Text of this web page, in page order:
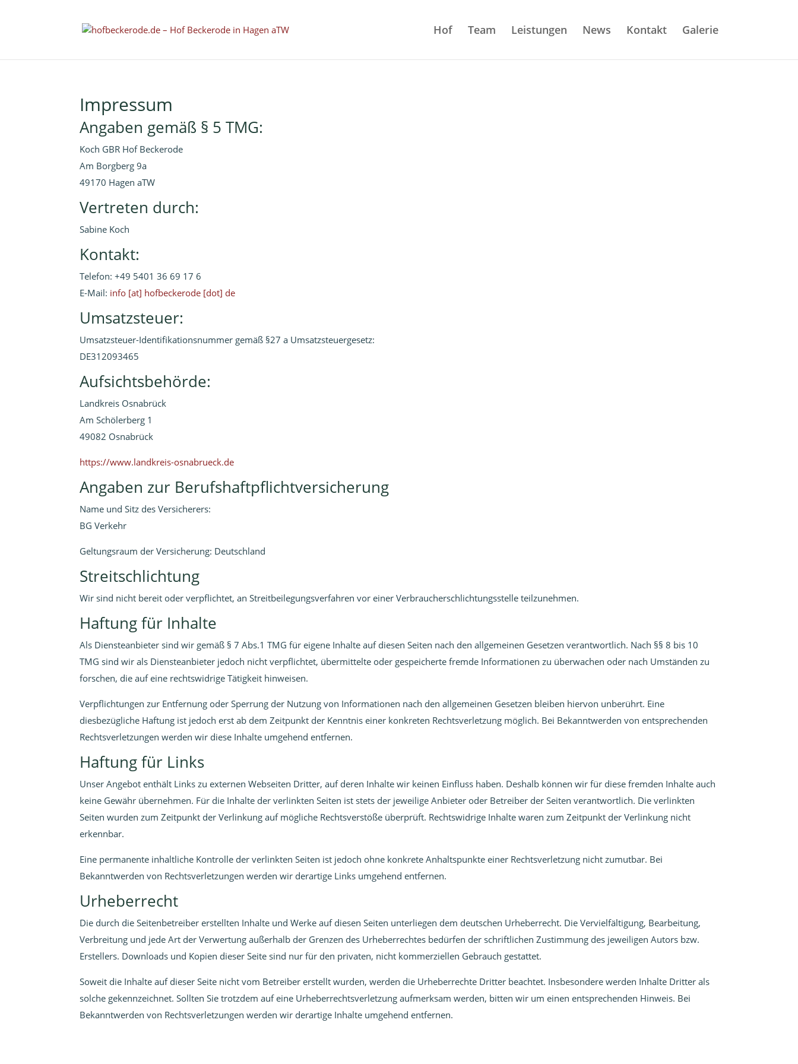
Hof Team Leistungen News Kontakt Galerie
Impressum
Angaben gemäß § 5 TMG:
Koch GBR Hof Beckerode
Am Borgberg 9a
49170 Hagen aTW
Vertreten durch:
Sabine Koch
Kontakt:
Telefon: +49 5401 36 69 17 6
E-Mail: info [at] hofbeckerode [dot] de
Umsatzsteuer:
Umsatzsteuer-Identifikationsnummer gemäß §27 a Umsatzsteuergesetz:
DE312093465
Aufsichtsbehörde:
Landkreis Osnabrück
Am Schölerberg 1
49082 Osnabrück
https://www.landkreis-osnabrueck.de
Angaben zur Berufshaftpflichtversicherung
Name und Sitz des Versicherers:
BG Verkehr
Geltungsraum der Versicherung: Deutschland
Streitschlichtung
Wir sind nicht bereit oder verpflichtet, an Streitbeilegungsverfahren vor einer Verbraucherschlichtungsstelle teilzunehmen.
Haftung für Inhalte
Als Diensteanbieter sind wir gemäß § 7 Abs.1 TMG für eigene Inhalte auf diesen Seiten nach den allgemeinen Gesetzen verantwortlich. Nach §§ 8 bis 10
TMG sind wir als Diensteanbieter jedoch nicht verpflichtet, übermittelte oder gespeicherte fremde Informationen zu überwachen oder nach Umständen zu
forschen, die auf eine rechtswidrige Tätigkeit hinweisen.
Verpflichtungen zur Entfernung oder Sperrung der Nutzung von Informationen nach den allgemeinen Gesetzen bleiben hiervon unberührt. Eine
diesbezügliche Haftung ist jedoch erst ab dem Zeitpunkt der Kenntnis einer konkreten Rechtsverletzung möglich. Bei Bekanntwerden von entsprechenden
Rechtsverletzungen werden wir diese Inhalte umgehend entfernen.
Haftung für Links
Unser Angebot enthält Links zu externen Webseiten Dritter, auf deren Inhalte wir keinen Einfluss haben. Deshalb können wir für diese fremden Inhalte auch
keine Gewähr übernehmen. Für die Inhalte der verlinkten Seiten ist stets der jeweilige Anbieter oder Betreiber der Seiten verantwortlich. Die verlinkten
Seiten wurden zum Zeitpunkt der Verlinkung auf mögliche Rechtsverstöße überprüft. Rechtswidrige Inhalte waren zum Zeitpunkt der Verlinkung nicht
erkennbar.
Eine permanente inhaltliche Kontrolle der verlinkten Seiten ist jedoch ohne konkrete Anhaltspunkte einer Rechtsverletzung nicht zumutbar. Bei
Bekanntwerden von Rechtsverletzungen werden wir derartige Links umgehend entfernen.
Urheberrecht
Die durch die Seitenbetreiber erstellten Inhalte und Werke auf diesen Seiten unterliegen dem deutschen Urheberrecht. Die Vervielfältigung, Bearbeitung,
Verbreitung und jede Art der Verwertung außerhalb der Grenzen des Urheberrechtes bedürfen der schriftlichen Zustimmung des jeweiligen Autors bzw.
Erstellers. Downloads und Kopien dieser Seite sind nur für den privaten, nicht kommerziellen Gebrauch gestattet.
Soweit die Inhalte auf dieser Seite nicht vom Betreiber erstellt wurden, werden die Urheberrechte Dritter beachtet. Insbesondere werden Inhalte Dritter als
solche gekennzeichnet. Sollten Sie trotzdem auf eine Urheberrechtsverletzung aufmerksam werden, bitten wir um einen entsprechenden Hinweis. Bei
Bekanntwerden von Rechtsverletzungen werden wir derartige Inhalte umgehend entfernen.